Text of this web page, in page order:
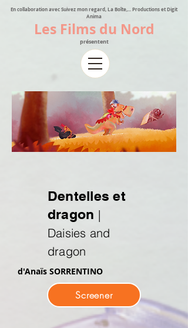
En collaboration avec Suivez mon regard, La Boîte,... Productions et Digit
Anima
Les Films du Nord
présentent
Dentelles et
dragon |
Daisies and
dragon
d'Anaïs SORRENTINO
Screener